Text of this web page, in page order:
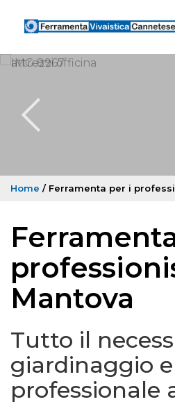
Home / Ferramenta per i
Mantova
Tutto il
giardinaggio
professionale